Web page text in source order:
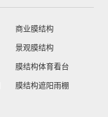
商业膜结构
景观膜结构
膜结构体育看台
膜结构遮阳雨棚